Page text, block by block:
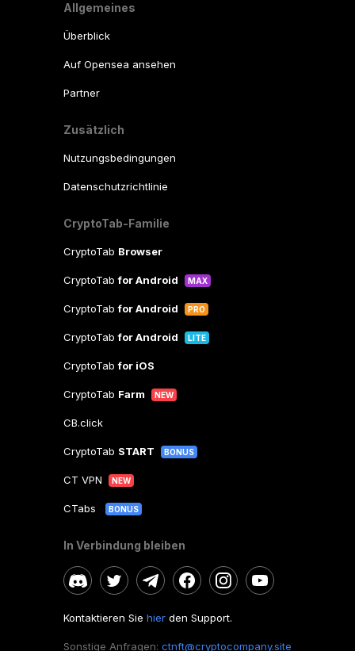
Allgemeines
Überblick
Auf Opensea ansehen
Partner
Zusätzlich
Nutzungsbedingungen
Datenschutzrichtlinie
CryptoTab-Familie
CryptoTab Browser
CryptoTabfor Android MAX
CryptoTabfor Android PRO
CryptoTabfor Android LITE
CryptoTabfor iOS
CryptoTab Farm NEW
CB.click
CryptoTab START BONUS
CT VPN NEW
CTabs BONUS
In Verbindung bleiben
Kontaktieren Sie hier den Support.
Sonstige Anfragen: ctnft@cryptocompany.site